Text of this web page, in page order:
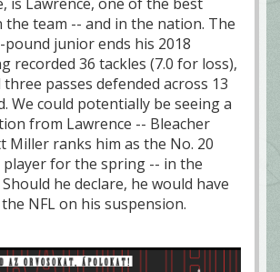
the team -- and in the nation. The
junior ends his 2018
recorded 36 tackles (7.0 for loss),
three passes defended across 13
We could potentially be seeing a
from Lawrence -- Bleacher
Miller ranks him as the No. 20
for the spring -- in the
he declare, he would have
NFL on his suspension.